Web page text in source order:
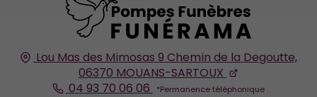
Lou Mas des Mimosas 9 Chemin de la Degoutte,
06370 MOUANS-SARTOUX
04 93 70 06 06